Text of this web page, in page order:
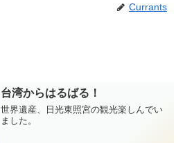
Currants
台湾からはるばる！
世界遺産、日光東照宮の観光楽しんでい
ました。